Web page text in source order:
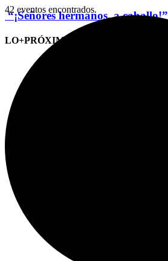
“¡Señores hermanos, a caballo!”
LO+PRÓXIMO (CITAS)
42 eventos encontrados.